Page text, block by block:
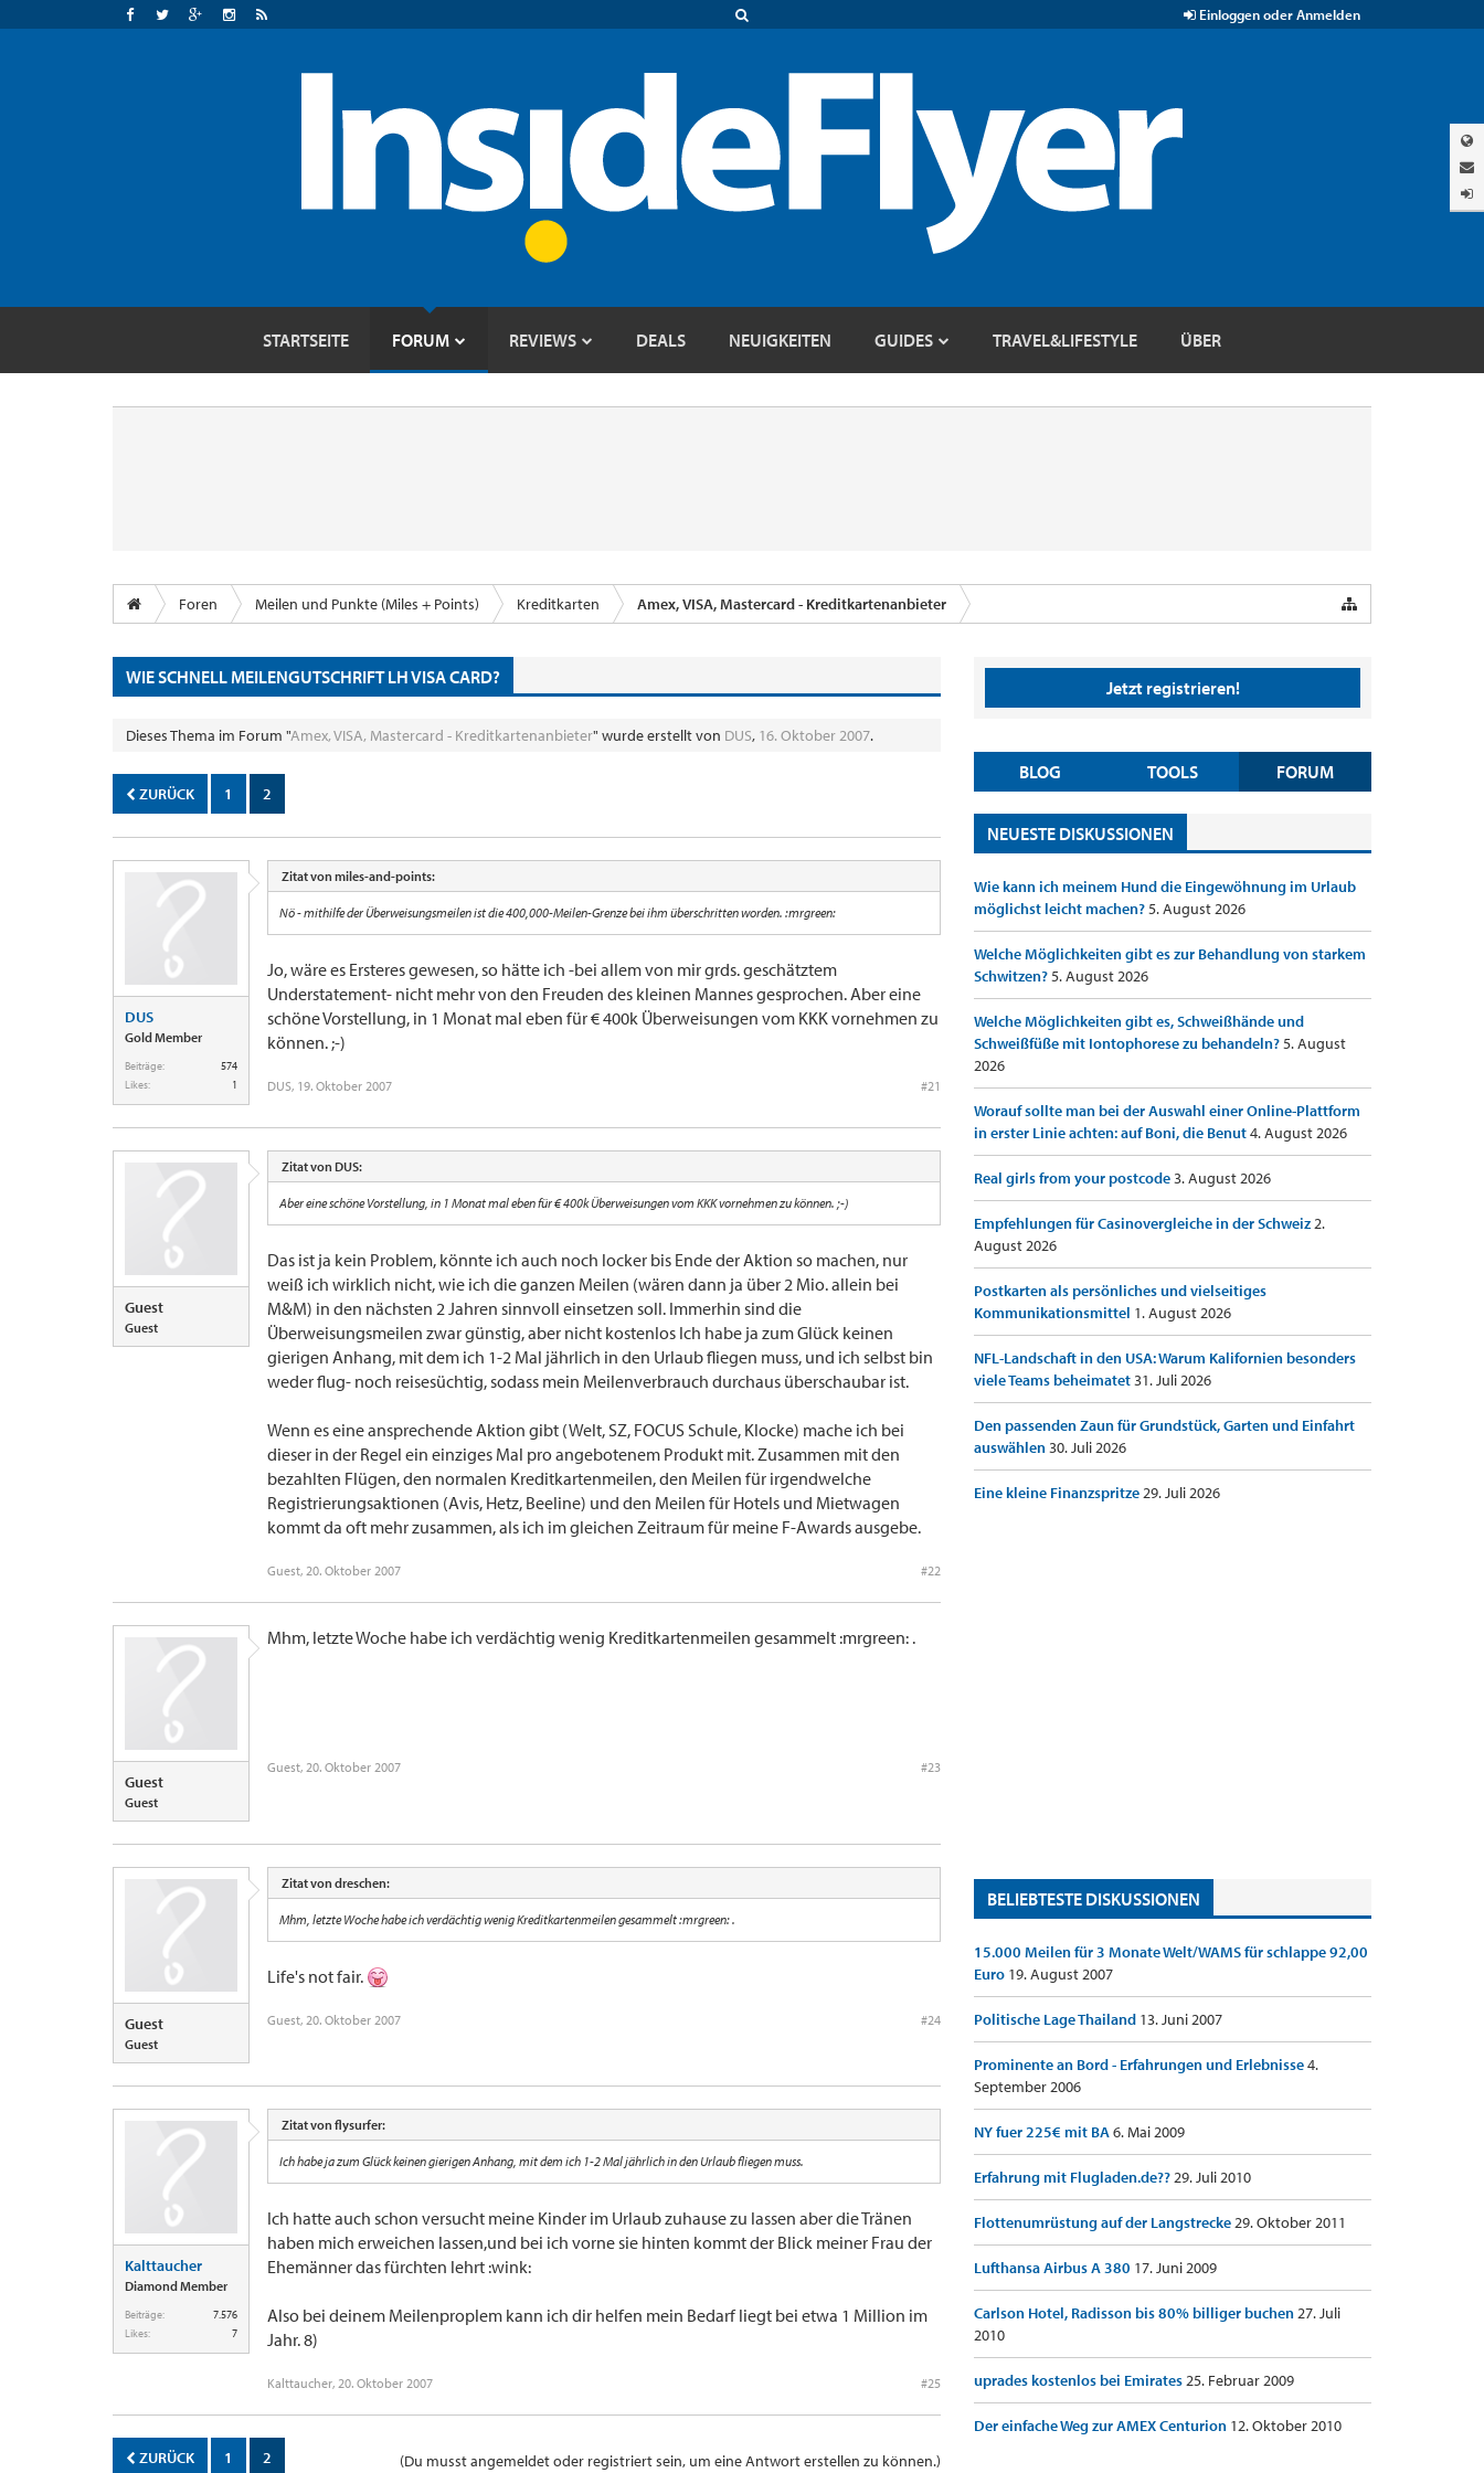
Einloggen oder Anmelden
STARTSEITE FORUM REVIEWS DEALS NEUIGKEITEN GUIDES TRAVEL&LIFESTYLE ÜBER
Foren Meilen und Punkte (Miles + Points) Kreditkarten Amex, VISA, Mastercard - Kreditkartenanbieter
WIE SCHNELL MEILENGUTSCHRIFT LH VISA CARD?
Dieses Thema im Forum "Amex, VISA, Mastercard - Kreditkartenanbieter" wurde erstellt von DUS, 16. Oktober 2007.
ZURÜCK 1 2
DUS
Gold Member
Beiträge:
574
Likes:
1
Zitat von miles-and-points:
Nö - mithilfe der Überweisungsmeilen ist die 400,000-Meilen-Grenze bei ihm überschritten worden. :mrgreen:
Jo, wäre es Ersteres gewesen, so hätte ich -bei allem von mir grds. geschätztem
Understatement- nicht mehr von den Freuden des kleinen Mannes gesprochen. Aber eine
schöne Vorstellung, in 1 Monat mal eben für € 400k Überweisungen vom KKK vornehmen zu
können. ;-)
DUS, 19. Oktober 2007 #21
Guest
Guest
Zitat von DUS:
Aber eine schöne Vorstellung, in 1 Monat mal eben für € 400k Überweisungen vom KKK vornehmen zu können. ;-)
Das ist ja kein Problem, könnte ich auch noch locker bis Ende der Aktion so machen, nur
weiß ich wirklich nicht, wie ich die ganzen Meilen (wären dann ja über 2 Mio. allein bei
M&M) in den nächsten 2 Jahren sinnvoll einsetzen soll. Immerhin sind die
Überweisungsmeilen zwar günstig, aber nicht kostenlos Ich habe ja zum Glück keinen
gierigen Anhang, mit dem ich 1-2 Mal jährlich in den Urlaub fliegen muss, und ich selbst bin
weder flug- noch reisesüchtig, sodass mein Meilenverbrauch durchaus überschaubar ist.
Wenn es eine ansprechende Aktion gibt (Welt, SZ, FOCUS Schule, Klocke) mache ich bei
dieser in der Regel ein einziges Mal pro angebotenem Produkt mit. Zusammen mit den
bezahlten Flügen, den normalen Kreditkartenmeilen, den Meilen für irgendwelche
Registrierungsaktionen (Avis, Hetz, Beeline) und den Meilen für Hotels und Mietwagen
kommt da oft mehr zusammen, als ich im gleichen Zeitraum für meine F-Awards ausgebe.
Guest, 20. Oktober 2007 #22
Guest
Guest
Mhm, letzte Woche habe ich verdächtig wenig Kreditkartenmeilen gesammelt :mrgreen: .
Guest, 20. Oktober 2007 #23
Guest
Guest
Zitat von dreschen:
Mhm, letzte Woche habe ich verdächtig wenig Kreditkartenmeilen gesammelt :mrgreen: .
Life's not fair.
Guest, 20. Oktober 2007 #24
Kalttaucher
Diamond Member
Beiträge:
7.576
Likes:
7
Zitat von flysurfer:
Ich habe ja zum Glück keinen gierigen Anhang, mit dem ich 1-2 Mal jährlich in den Urlaub fliegen muss.
Ich hatte auch schon versucht meine Kinder im Urlaub zuhause zu lassen aber die Tränen
haben mich erweichen lassen,und bei ich vorne sie hinten kommt der Blick meiner Frau der
Ehemänner das fürchten lehrt :wink:
Also bei deinem Meilenproplem kann ich dir helfen mein Bedarf liegt bei etwa 1 Million im
Jahr. 8)
Kalttaucher, 20. Oktober 2007 #25
(Du musst angemeldet oder registriert sein, um eine Antwort erstellen zu können.)
ZURÜCK 1 2
Jetzt registrieren!
BLOG TOOLS FORUM
NEUESTE DISKUSSIONEN
Wie kann ich meinem Hund die Eingewöhnung im Urlaub
möglichst leicht machen?5. August 2026
Welche Möglichkeiten gibt es zur Behandlung von starkem
Schwitzen?5. August 2026
Welche Möglichkeiten gibt es, Schweißhände und
Schweißfüße mit Iontophorese zu behandeln?5. August
2026
Worauf sollte man bei der Auswahl einer Online-Plattform
in erster Linie achten: auf Boni, die Benut4. August 2026
Real girls from your postcode3. August 2026
Empfehlungen für Casinovergleiche in der Schweiz2.
August 2026
Postkarten als persönliches und vielseitiges
Kommunikationsmittel 1. August 2026
NFL-Landschaft in den USA: Warum Kalifornien besonders
viele Teams beheimatet31. Juli 2026
Den passenden Zaun für Grundstück, Garten und Einfahrt
auswählen30. Juli 2026
Eine kleine Finanzspritze29. Juli 2026
BELIEBTESTE DISKUSSIONEN
15.000 Meilen für 3 Monate Welt/WAMS für schlappe 92,00
Euro 19. August 2007
Politische Lage Thailand 13. Juni 2007
Prominente an Bord - Erfahrungen und Erlebnisse4.
September 2006
NY fuer 225€ mit BA6. Mai 2009
Erfahrung mit Flugladen.de??29. Juli 2010
Flottenumrüstung auf der Langstrecke29. Oktober 2011
Lufthansa Airbus A 380 17. Juni 2009
Carlson Hotel, Radisson bis 80% billiger buchen27. Juli
2010
uprades kostenlos bei Emirates25. Februar 2009
Der einfache Weg zur AMEX Centurion 12. Oktober 2010